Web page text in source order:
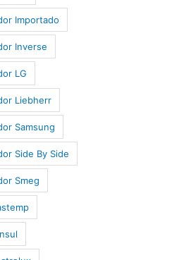
Importado
Inverse
LG
Liebherr
Samsung
Side By Side
Smeg